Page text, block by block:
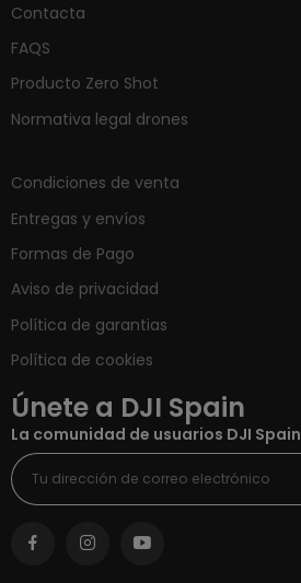
Contacta
FAQS
Producto Zero Shot
Normativa legal drones
Condiciones de venta
Entregas y envíos
Formas de Pago
Aviso de privacidad
Política de garantias
Política de cookies
Únete a DJI Spain
La comunidad de usuarios DJI Spain